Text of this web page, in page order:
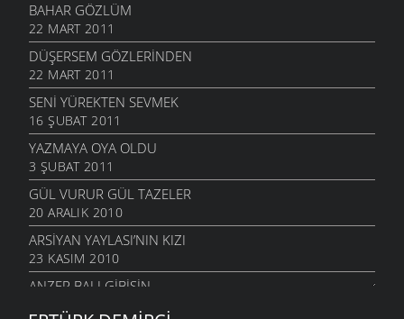
BAHAR GÖZLÜM
22 MART 2011
DÜŞERSEM GÖZLERINDEN
22 MART 2011
SENI YÜREKTEN SEVMEK
16 ŞUBAT 2011
YAZMAYA OYA OLDU
3 ŞUBAT 2011
GÜL VURUR GÜL TAZELER
20 ARALIK 2010
ARSIYAN YAYLASI’NIN KIZI
23 KASIM 2010
ANZER BALI GIBISIN